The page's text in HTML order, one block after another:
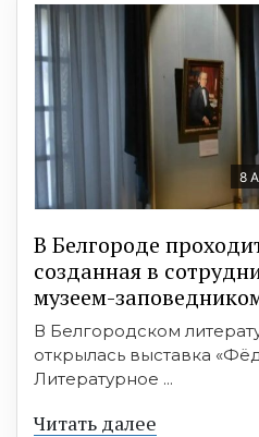
8
В Белгороде
созданная в
музеем-
В Белгородском
открылась выставка
Литературное ...
Читать далее